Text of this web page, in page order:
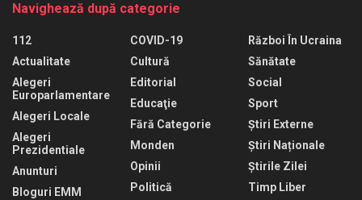
Navighează după categorie
112
Actualitate
Alegeri
Europarlamentare
Alegeri Locale
Alegeri
Prezidentiale
Anunturi
Bloguri EMM
COVID-19
Cultură
Editorial
Educaţie
Fără Categorie
Monden
Opinii
Politică
Război În Ucraina
Sănătate
Social
Sport
Știri Externe
Știri Naționale
Știrile Zilei
Timp Liber